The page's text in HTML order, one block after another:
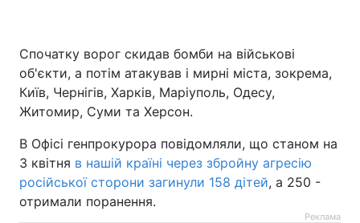
Спочатку ворог скидав бомби на військові
об'єкти, а потім атакував і мирні міста, зокрема,
Київ, Чернігів, Харків, Маріуполь, Одесу,
Житомир, Суми та Херсон.
В Офісі генпрокурора повідомляли, що станом на
3 квітня в нашій країні через збройну агресію
російської сторони загинули 158 дітей, а 250 -
отримали поранення.
Реклама